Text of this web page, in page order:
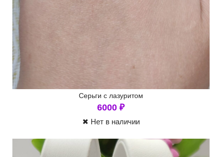
Серьги с лазуритом
6000 ₽
✖ Нет в наличии